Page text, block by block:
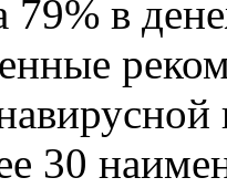
79% в
30